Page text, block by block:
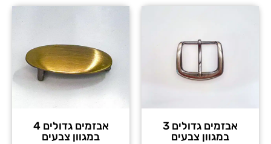
אבזמים גדולים 3
במגוון צבעים
אבזמים גדולים 4
במגוון צבעים